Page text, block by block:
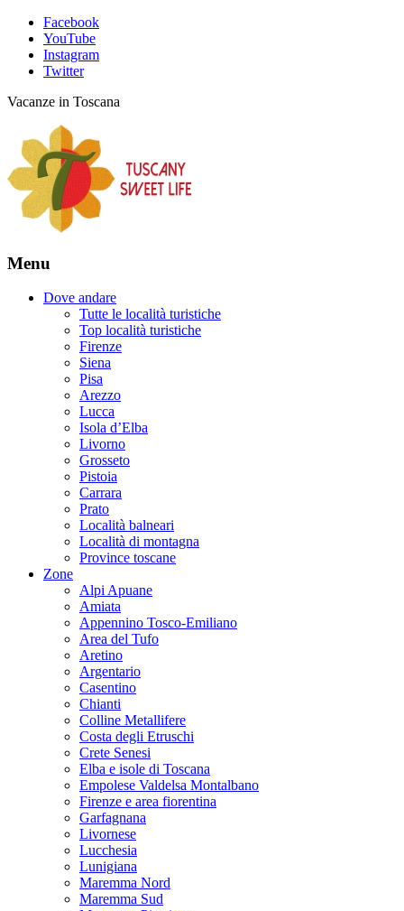
Facebook
YouTube
Instagram
Twitter
Vacanze in Toscana
Menu
Dove andare
Tutte le località turistiche
Top località turistiche
Firenze
Siena
Pisa
Arezzo
Lucca
Isola d’Elba
Livorno
Grosseto
Pistoia
Carrara
Prato
Località balneari
Località di montagna
Province toscane
Zone
Alpi Apuane
Amiata
Appennino Tosco-Emiliano
Area del Tufo
Aretino
Argentario
Casentino
Chianti
Colline Metallifere
Costa degli Etruschi
Crete Senesi
Elba e isole di Toscana
Empolese Valdelsa Montalbano
Firenze e area fiorentina
Garfagnana
Livornese
Lucchesia
Lunigiana
Maremma Nord
Maremma Sud